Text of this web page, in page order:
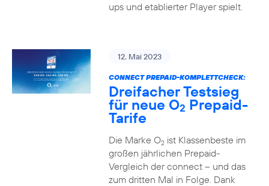
ups und etablierter Player spielt.
12. Mai 2023
CONNECT PREPAID-KOMPLETTCHECK:
Dreifacher Testsieg
für neue O2 Prepaid-
Tarife
Die Marke O2ist Klassenbeste im
großen jährlichen Prepaid-
Vergleich der connect – und das
zum dritten Mal in Folge. Dank